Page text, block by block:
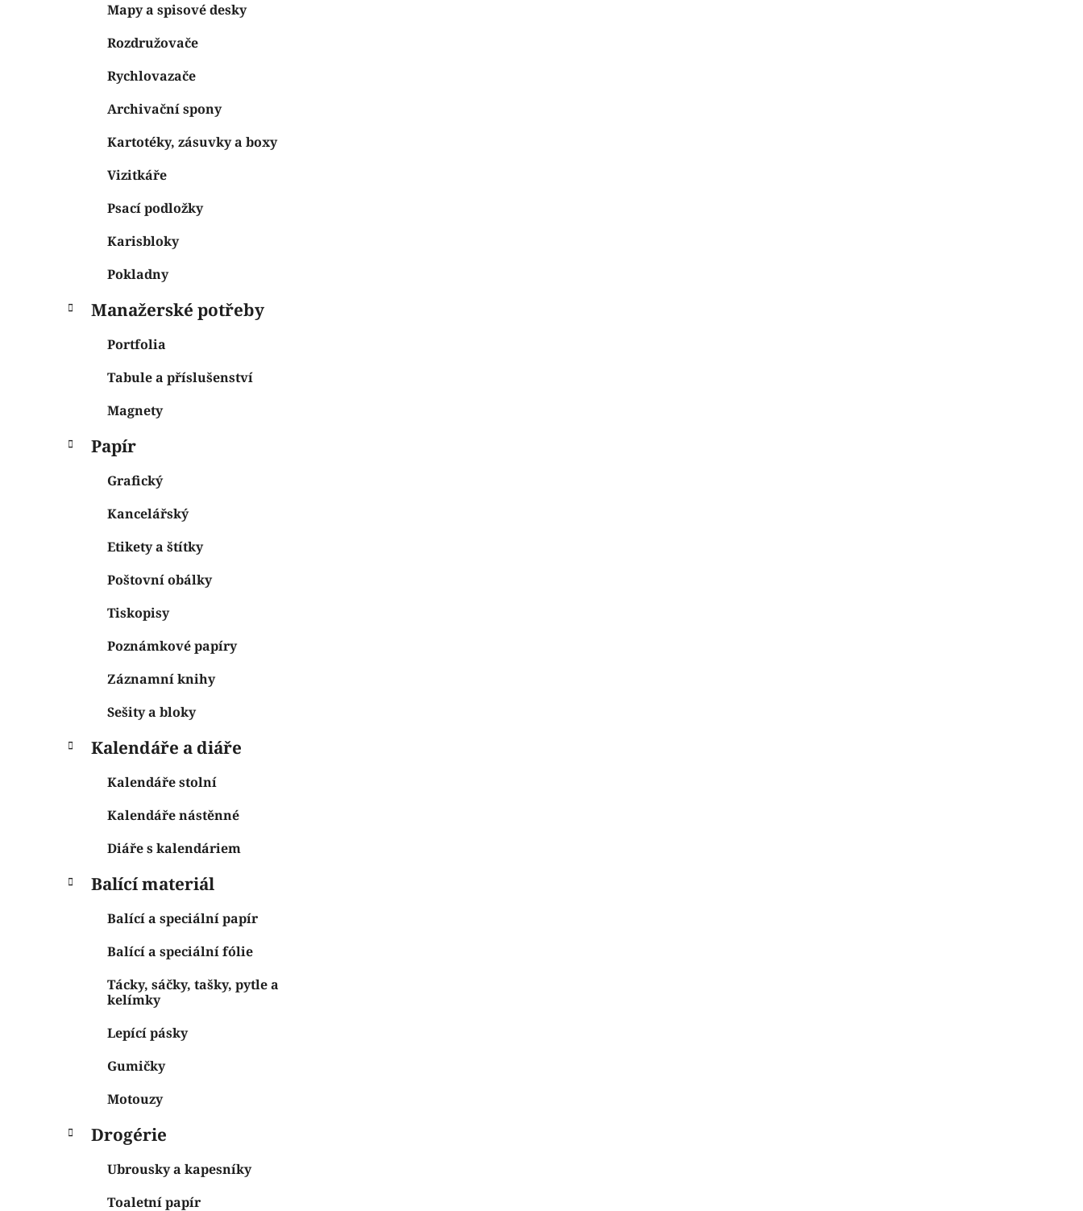
Mapy a spisové desky
Rozdružovače
Rychlovazače
Archivační spony
Kartotéky, zásuvky a boxy
Vizitkáře
Psací podložky
Karisbloky
Pokladny
Manažerské potřeby
Portfolia
Tabule a příslušenství
Magnety
Papír
Grafický
Kancelářský
Etikety a štítky
Poštovní obálky
Tiskopisy
Poznámkové papíry
Záznamní knihy
Sešity a bloky
Kalendáře a diáře
Kalendáře stolní
Kalendáře nástěnné
Diáře s kalendáriem
Balící materiál
Balící a speciální papír
Balící a speciální fólie
Tácky, sáčky, tašky, pytle a
kelímky
Lepící pásky
Gumičky
Motouzy
Drogérie
Ubrousky a kapesníky
Toaletní papír